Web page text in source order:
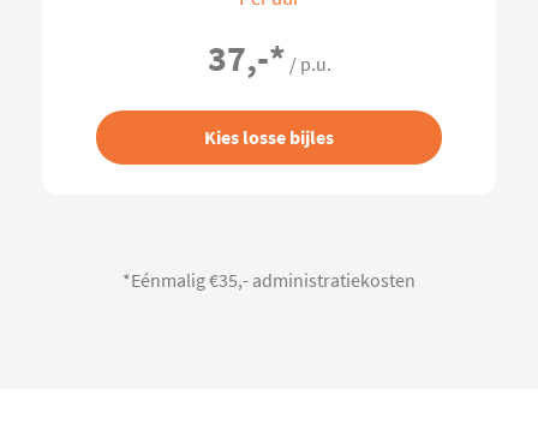
37,-* / p.u.
Kies losse bijles
*Eénmalig €35,- administratiekosten